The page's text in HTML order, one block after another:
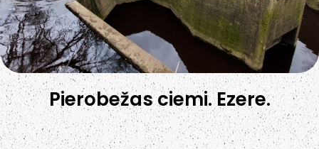
Pierobežas ciemi. Ezere.